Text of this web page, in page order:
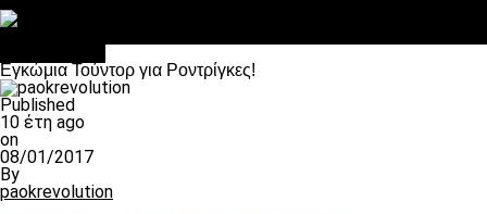
Εγκώμια Τούντορ για Ροντρίγκες!
Published
10 έτη ago
on
08/01/2017
By
paokrevolution